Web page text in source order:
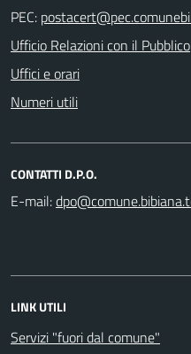
PEC:
Ufficio Relazioni con il Pubblico
Uffici e orari
Numeri utili
CONTATTI D.P.O.
E-mail:
LINK UTILI
Servizi "fuori dal comune"